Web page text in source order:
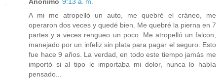
A mi me atropelló un auto, me quebré el cráneo, me
operaron dos veces y quedé bien. Me quebré la pierna en 7
partes y a veces rengueo un poco. Me atropelló un falcon,
manejado por un infeliz sin plata para pagar el seguro. Esto
fue hace 9 años. La verdad, en todo este tiempo jamás me
importó si al tipo le importaba mi dolor, nunca lo había
pensado...